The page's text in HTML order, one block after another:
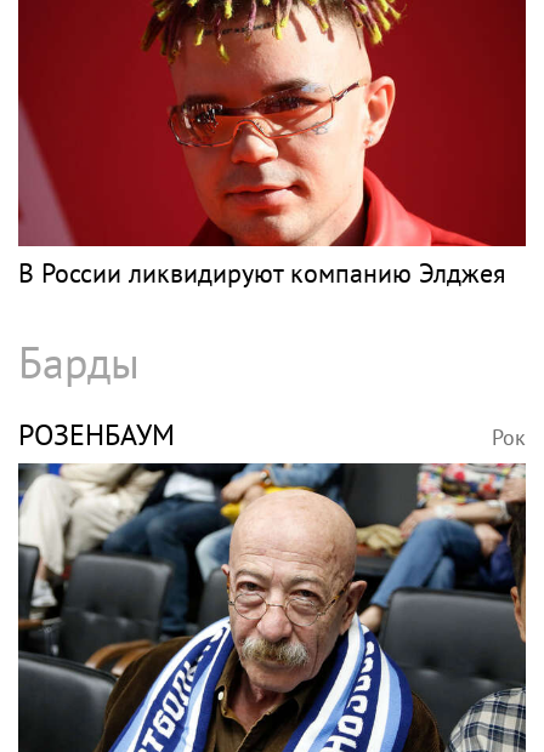
В России ликвидируют компанию Элджея
Барды
РОЗЕНБАУМ Рок